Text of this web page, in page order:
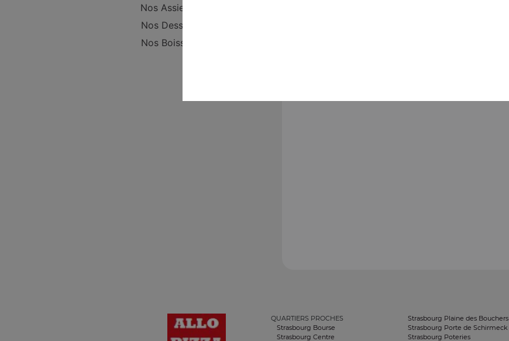
Nos Assiettes
Nos Desserts
Nos Boissons
QUARTIERS PROCHES
Strasbourg Bourse
Strasbourg Centre
Strasbourg Plaine des Bouchers
Strasbourg Porte de Schirmeck
Strasbourg Poteries